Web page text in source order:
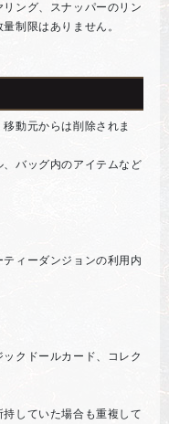
ング、スナッパーのリン
制限はありません。
動元からは削除されま
、バッグ内のアイテムなど
ィーダンジョンの利用内
クドールカード、コレク
していた場合も重複して